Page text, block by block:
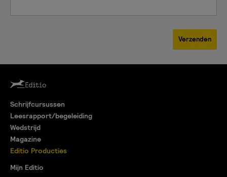
Schrijfcursussen
Leesrapport/begeleiding
Wedstrijd
Magazine
Editio Producties
Mijn Editio